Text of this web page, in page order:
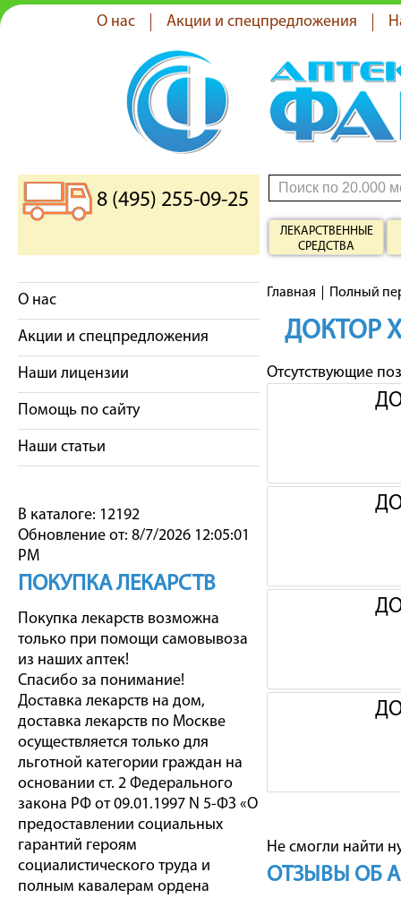
О нас Акции и спецпредложения
8 (495) 255-09-25
ЛЕКАРСТВЕННЫЕ
СРЕДСТВА
О нас
Акции и спецпредложения
Наши лицензии
Помощь по сайту
Наши статьи
В каталоге: 12192
Обновление от: 8/7/2026 12:05:01
PM
ПОКУПКА ЛЕКАРСТВ
Покупка лекарств возможна
только при помощи самовывоза
из наших аптек!
Спасибо за понимание!
Доставка лекарств на дом,
доставка лекарств по Москве
осуществляется только для
льготной категории граждан на
основании ст. 2 Федерального
закона РФ от 09.01.1997 N 5-ФЗ «О
предоставлении социальных
гарантий героям
социалистического труда и
полным кавалерам ордена
Главная Полный
ДОКТОР
Отсутствующие
Не смогли найти
ОТЗЫВЫ ОБ